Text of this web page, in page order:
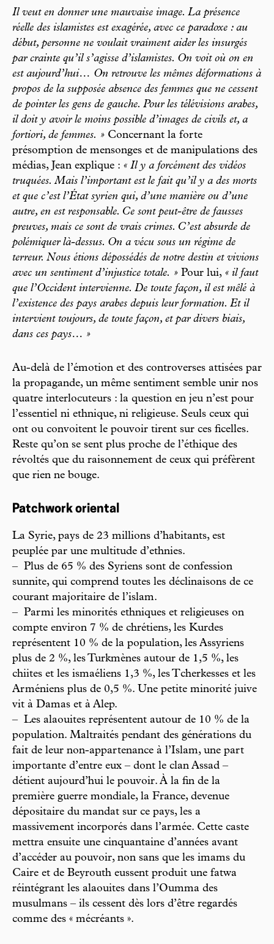
Il veut en donner une mauvaise image. La présence
réelle des islamistes est exagérée, avec ce paradoxe : au
début, personne ne voulait vraiment aider les insurgés
par crainte qu’il s’agisse d’islamistes. On voit où on en
est aujourd’hui… On retrouve les mêmes déformations à
propos de la supposée absence des femmes que ne cessent
de pointer les gens de gauche. Pour les télévisions arabes,
il doit y avoir le moins possible d’images de civils et, a
fortiori, de femmes. » Concernant la forte
présomption de mensonges et de manipulations des
médias, Jean explique : « Il y a forcément des vidéos
truquées. Mais l’important est le fait qu’il y a des morts
et que c’est l’État syrien qui, d’une manière ou d’une
autre, en est responsable. Ce sont peut-être de fausses
preuves, mais ce sont de vrais crimes. C’est absurde de
polémiquer là-dessus. On a vécu sous un régime de
terreur. Nous étions dépossédés de notre destin et vivions
avec un sentiment d’injustice totale. » Pour lui, « il faut
que l’Occident intervienne. De toute façon, il est mêlé à
l’existence des pays arabes depuis leur formation. Et il
intervient toujours, de toute façon, et par divers biais,
dans ces pays… »
Au-delà de l’émotion et des controverses attisées par
la propagande, un même sentiment semble unir nos
quatre interlocuteurs : la question en jeu n’est pour
l’essentiel ni ethnique, ni religieuse. Seuls ceux qui
ont ou convoitent le pouvoir tirent sur ces ficelles.
Reste qu’on se sent plus proche de l’éthique des
révoltés que du raisonnement de ceux qui préfèrent
que rien ne bouge.
Patchwork oriental
La Syrie, pays de 23 millions d’habitants, est
peuplée par une multitude d’ethnies.
– Plus de 65 % des Syriens sont de confession
sunnite, qui comprend toutes les déclinaisons de ce
courant majoritaire de l’islam.
– Parmi les minorités ethniques et religieuses on
compte environ 7 % de chrétiens, les Kurdes
représentent 10 % de la population, les Assyriens
plus de 2 %, les Turkmènes autour de 1,5 %, les
chiites et les ismaéliens 1,3 %, les Tcherkesses et les
Arméniens plus de 0,5 %. Une petite minorité juive
vit à Damas et à Alep.
– Les alaouites représentent autour de 10 % de la
population. Maltraités pendant des générations du
fait de leur non-appartenance à l’Islam, une part
importante d’entre eux – dont le clan Assad –
détient aujourd’hui le pouvoir. À la fin de la
première guerre mondiale, la France, devenue
dépositaire du mandat sur ce pays, les a
massivement incorporés dans l’armée. Cette caste
mettra ensuite une cinquantaine d’années avant
d’accéder au pouvoir, non sans que les imams du
Caire et de Beyrouth eussent produit une fatwa
réintégrant les alaouites dans l’Oumma des
musulmans – ils cessent dès lors d’être regardés
comme des « mécréants ».